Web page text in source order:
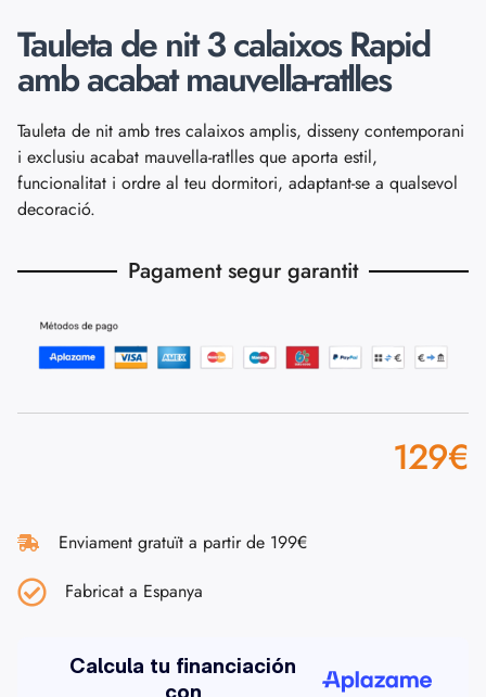
Tauleta de nit 3 calaixos Rapid
amb acabat mauvella-ratlles
Tauleta de nit amb tres calaixos amplis, disseny contemporani
i exclusiu acabat mauvella-ratlles que aporta estil,
funcionalitat i ordre al teu dormitori, adaptant-se a qualsevol
decoració.
Pagament segur garantit
129€
Enviament gratuït a partir de 199€
Fabricat a Espanya